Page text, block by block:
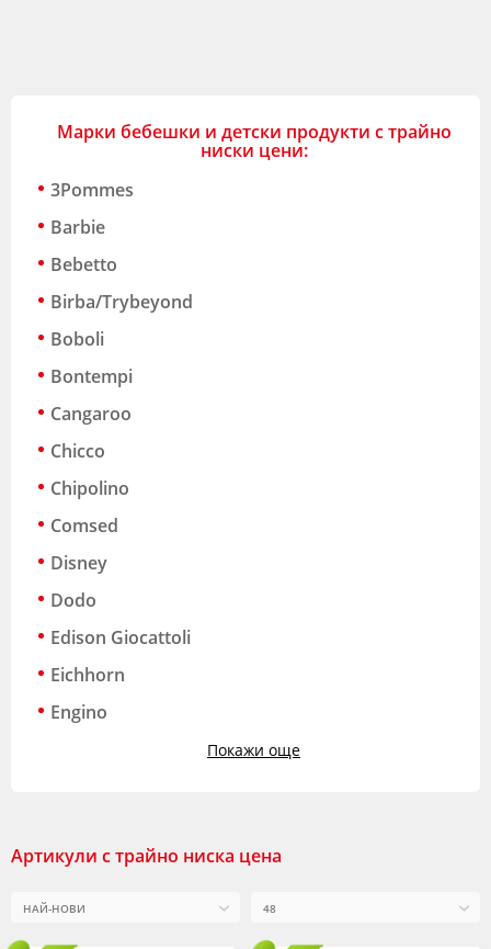
Марки бебешки и детски продукти с трайно
ниски цени:
3Pommes
Barbie
Bebetto
Birba/Trybeyond
Boboli
Bontempi
Cangaroo
Chicco
Chipolino
Comsed
Disney
Dodo
Edison Giocattoli
Eichhorn
Engino
Покажи още
Артикули с трайно ниска цена